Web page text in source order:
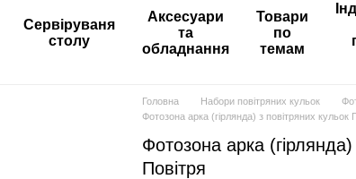
Сервіруваня
столу
Аксесуари
та
обладнання
Товари
по
темам
Головна Набори повітряних кульок
Фотозона арка (гірлянда) з повітряних
Фотозона арка
Повітря